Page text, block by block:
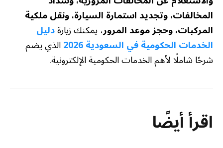
المخالفات، وتجديد استمارة السيارة، ونقل ملكية
المركبات، وحجز موعد المرور، يمكنك زيارةدليل
الخدمات الحكومية في السعودية 2026 الذي يضم
شرحًا شاملًا لأهم الخدمات الحكومية الإلكترونية.
اقرأ أيضًا